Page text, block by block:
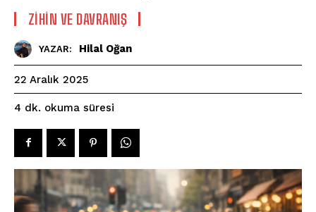
⁠ZIHIN VE DAVRANIŞ
YAZAR: Hilal Oğan
22 Aralık 2025
4 dk. okuma süresi